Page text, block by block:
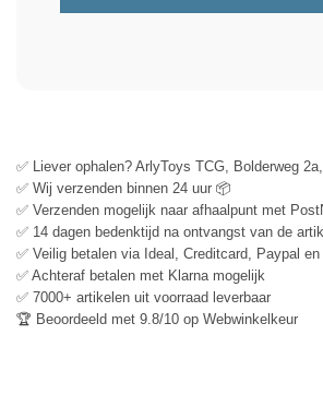
✅ Liever ophalen? ArlyToys TCG, Bolderweg
✅ Wij verzenden binnen 24 uur 📦
✅ Verzenden mogelijk naar afhaalpunt met
✅ 14 dagen bedenktijd na ontvangst van de
✅ Veilig betalen via Ideal, Creditcard, Paypal en
✅ Achteraf betalen met Klarna mogelijk
✅ 7000+ artikelen uit voorraad leverbaar
🏆 Beoordeeld met 9.8/10 op Webwinkelkeur